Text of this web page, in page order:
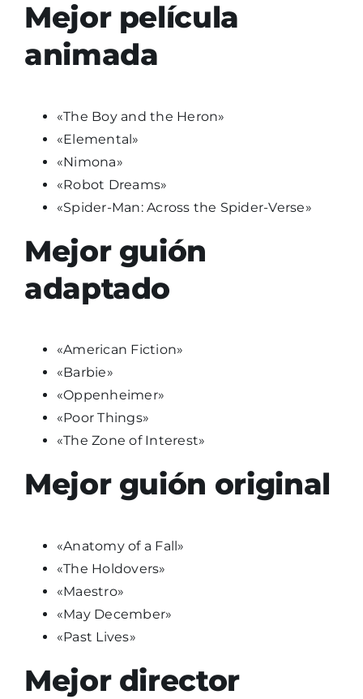
Mejor película
animada
«The Boy and the Heron»
«Elemental»
«Nimona»
«Robot Dreams»
«Spider-Man: Across the Spider-Verse»
Mejor guión
adaptado
«American Fiction»
«Barbie»
«Oppenheimer»
«Poor Things»
«The Zone of Interest»
Mejor guión original
«Anatomy of a Fall»
«The Holdovers»
«Maestro»
«May December»
«Past Lives»
Mejor director